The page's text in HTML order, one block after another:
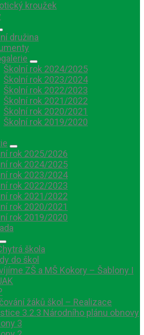
kroužek
družina
Školní rok 2024/2025
Školní rok 2023/2024
Školní rok 2022/2023
Školní rok 2021/2022
Školní rok 2020/2021
Školní rok 2019/2020
rok 2025/2026
rok 2024/2025
rok 2023/2024
rok 2022/2023
rok 2021/2022
rok 2020/2021
rok 2019/2020
škola
do škol
ZŠ a MŠ Kokory – Šablony I
žáků škol – Realizace
3.2.3 Národního plánu obnovy
3